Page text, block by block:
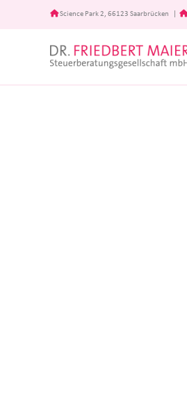
Science Park 2, 66123 Saarbrücken